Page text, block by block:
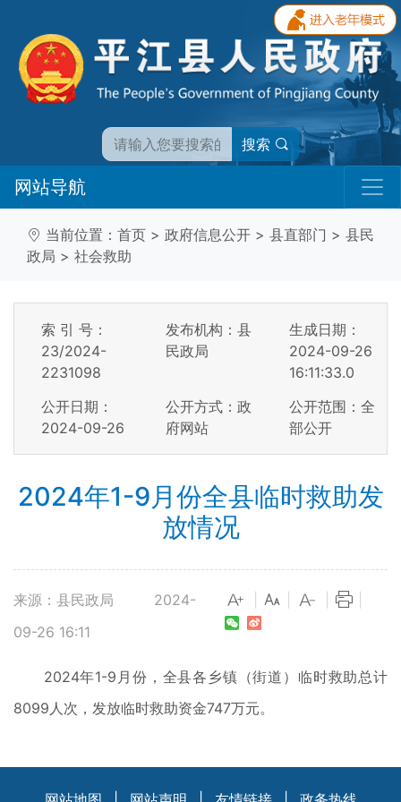
搜索
网站导航
当前位置： 首页 > 政府信息公开 > 县直部门 > 县民
政局 > 社会救助
索 引 号：
23/2024-
2231098
发布机构：县
民政局
生成日期：
2024-09-26
16:11:33.0
公开日期：
2024-09-26
公开方式：政
府网站
公开范围：全
部公开
2024年1-9月份全县临时救助发
放情况
来源：县民政局
2024-
09-26 16:11
2024年1-9月份，全县各乡镇（街道）临时救助总计
8099人次，发放临时救助资金747万元。